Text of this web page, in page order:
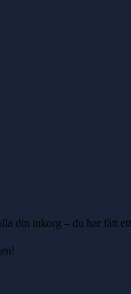
din inkorg – du har fått